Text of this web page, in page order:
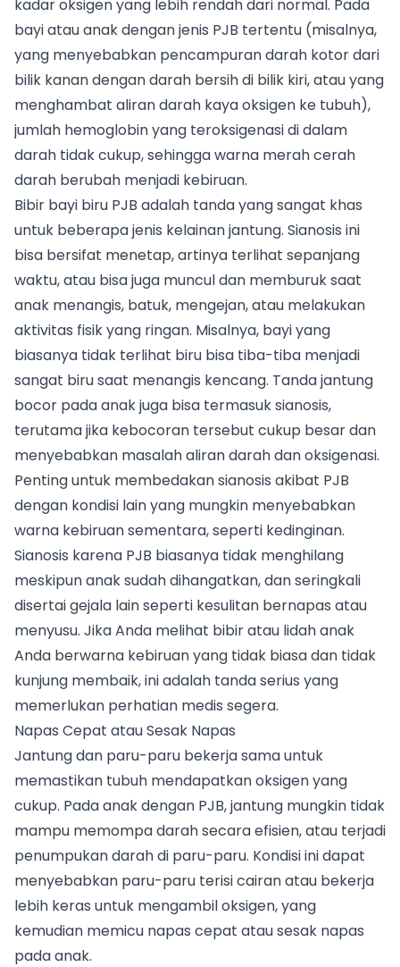
kadar oksigen yang lebih rendah dari normal. Pada
bayi atau anak dengan jenis PJB tertentu (misalnya,
yang menyebabkan pencampuran darah kotor dari
bilik kanan dengan darah bersih di bilik kiri, atau yang
menghambat aliran darah kaya oksigen ke tubuh),
jumlah hemoglobin yang teroksigenasi di dalam
darah tidak cukup, sehingga warna merah cerah
darah berubah menjadi kebiruan.
Bibir bayi biru PJB adalah tanda yang sangat khas
untuk beberapa jenis kelainan jantung. Sianosis ini
bisa bersifat menetap, artinya terlihat sepanjang
waktu, atau bisa juga muncul dan memburuk saat
anak menangis, batuk, mengejan, atau melakukan
aktivitas fisik yang ringan. Misalnya, bayi yang
biasanya tidak terlihat biru bisa tiba-tiba menjadi
sangat biru saat menangis kencang. Tanda jantung
bocor pada anak juga bisa termasuk sianosis,
terutama jika kebocoran tersebut cukup besar dan
menyebabkan masalah aliran darah dan oksigenasi.
Penting untuk membedakan sianosis akibat PJB
dengan kondisi lain yang mungkin menyebabkan
warna kebiruan sementara, seperti kedinginan.
Sianosis karena PJB biasanya tidak menghilang
meskipun anak sudah dihangatkan, dan seringkali
disertai gejala lain seperti kesulitan bernapas atau
menyusu. Jika Anda melihat bibir atau lidah anak
Anda berwarna kebiruan yang tidak biasa dan tidak
kunjung membaik, ini adalah tanda serius yang
memerlukan perhatian medis segera.
Napas Cepat atau Sesak Napas
Jantung dan paru-paru bekerja sama untuk
memastikan tubuh mendapatkan oksigen yang
cukup. Pada anak dengan PJB, jantung mungkin tidak
mampu memompa darah secara efisien, atau terjadi
penumpukan darah di paru-paru. Kondisi ini dapat
menyebabkan paru-paru terisi cairan atau bekerja
lebih keras untuk mengambil oksigen, yang
kemudian memicu napas cepat atau sesak napas
pada anak.